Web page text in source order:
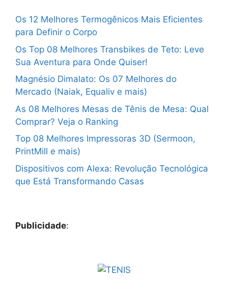
Os 12 Melhores Termogênicos Mais Eficientes
para Definir o Corpo
Os Top 08 Melhores Transbikes de Teto: Leve
Sua Aventura para Onde Quiser!
Magnésio Dimalato: Os 07 Melhores do
Mercado (Naiak, Equaliv e mais)
As 08 Melhores Mesas de Tênis de Mesa: Qual
Comprar? Veja o Ranking
Top 08 Melhores Impressoras 3D (Sermoon,
PrintMill e mais)
Dispositivos com Alexa: Revolução Tecnológica
que Está Transformando Casas
Publicidade: